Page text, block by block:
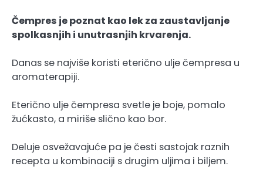
Čempres je poznat kao lek za zaustavljanje
spolkasnjih i unutrasnjih krvarenja.
Danas se najviše koristi eterično ulje čempresa u
aromaterapiji.
Eterično ulje čempresa svetle je boje, pomalo
žućkasto, a miriše slično kao bor.
Deluje osvežavajuće pa je česti sastojak raznih
recepta u kombinaciji s drugim uljima i biljem.